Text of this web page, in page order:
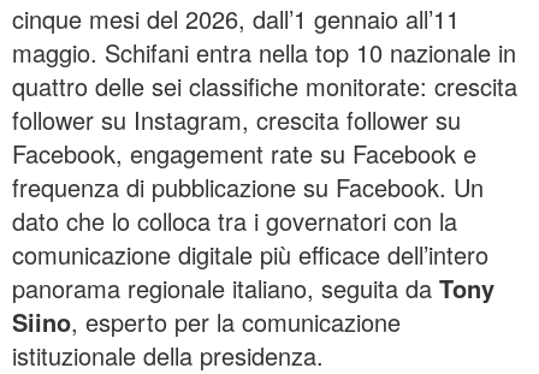
cinque mesi del 2026, dall’1 gennaio all’11
maggio. Schifani entra nella top 10 nazionale in
quattro delle sei classifiche monitorate: crescita
follower su Instagram, crescita follower su
Facebook, engagement rate su Facebook e
frequenza di pubblicazione su Facebook. Un
dato che lo colloca tra i governatori con la
comunicazione digitale più efficace dell’intero
panorama regionale italiano, seguita da Tony
Siino, esperto per la comunicazione
istituzionale della presidenza.